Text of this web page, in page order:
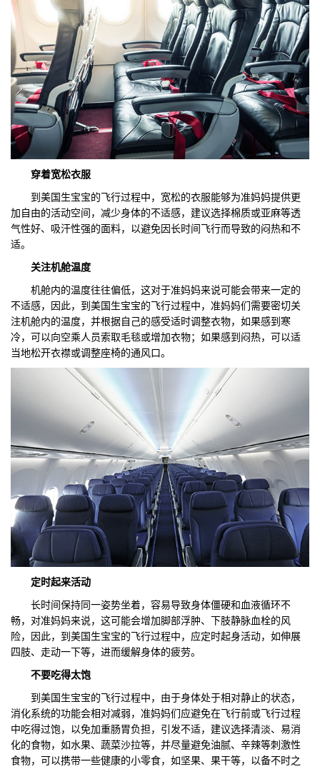
穿着宽松衣服
到美国生宝宝的飞行过程中，宽松的衣服能够为准妈妈提供更
加自由的活动空间，减少身体的不适感，建议选择棉质或亚麻等透
气性好、吸汗性强的面料，以避免因长时间飞行而导致的闷热和不
适。
关注机舱温度
机舱内的温度往往偏低，这对于准妈妈来说可能会带来一定的
不适感，因此，到美国生宝宝的飞行过程中，准妈妈们需要密切关
注机舱内的温度，并根据自己的感受适时调整衣物，如果感到寒
冷，可以向空乘人员索取毛毯或增加衣物；如果感到闷热，可以适
当地松开衣襟或调整座椅的通风口。
定时起来活动
长时间保持同一姿势坐着，容易导致身体僵硬和血液循环不
畅，对准妈妈来说，这可能会增加脚部浮肿、下肢静脉血栓的风
险，因此，到美国生宝宝的飞行过程中，应定时起身活动，如伸展
四肢、走动一下等，进而缓解身体的疲劳。
不要吃得太饱
到美国生宝宝的飞行过程中，由于身体处于相对静止的状态，
消化系统的功能会相对减弱，准妈妈们应避免在飞行前或飞行过程
中吃得过饱，以免加重肠胃负担，引发不适，建议选择清淡、易消
化的食物，如水果、蔬菜沙拉等，并尽量避免油腻、辛辣等刺激性
食物，可以携带一些健康的小零食，如坚果、果干等，以备不时之